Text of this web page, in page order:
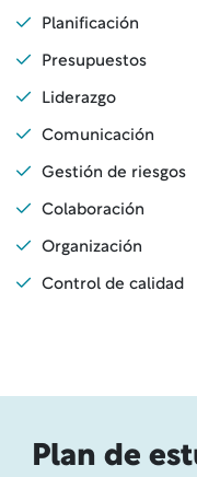
Planificación
Presupuestos
Liderazgo
Comunicación
Gestión de riesgos
Colaboración
Organización
Control de calidad
Plan de